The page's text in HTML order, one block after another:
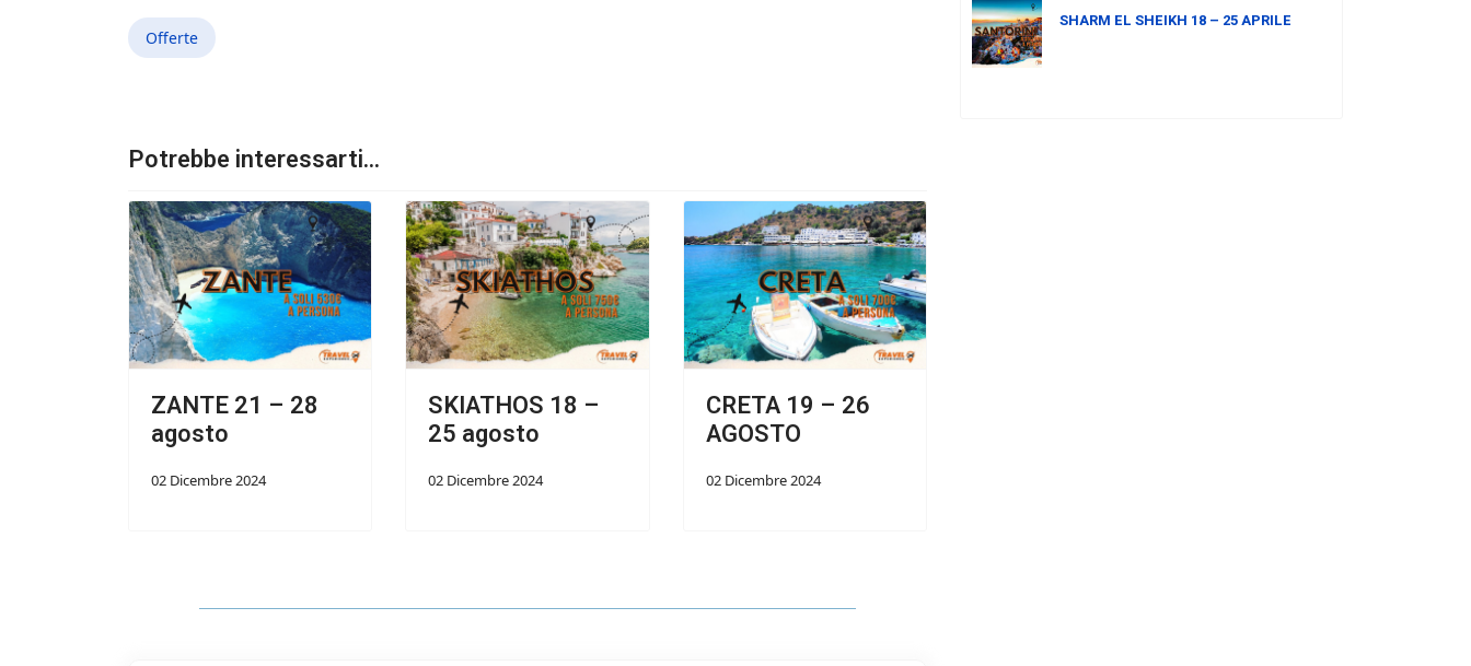
Offerte
Potrebbe interessarti...
ZANTE 21 – 28
agosto
02 Dicembre 2024
SKIATHOS 18 –
25 agosto
02 Dicembre 2024
CRETA 19 – 26
AGOSTO
02 Dicembre 2024
SHARM EL SHEIKH 18 – 25 APRILE